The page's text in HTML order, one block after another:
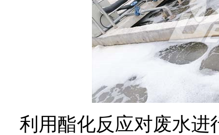
利用酯化反应对废水进